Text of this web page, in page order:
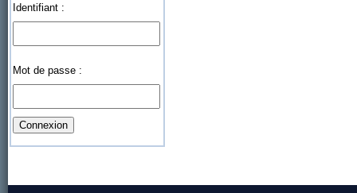
Identifiant :
Mot de passe :